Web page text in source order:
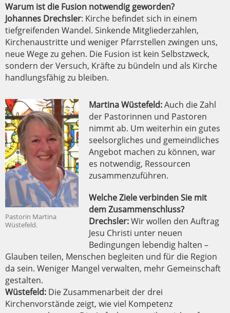
Warum ist die Fusion notwendig geworden?
Johannes Drechsler: Kirche befindet sich in einem
tiefgreifenden Wandel. Sinkende Mitgliederzahlen,
Kirchenaustritte und weniger Pfarrstellen zwingen uns,
neue Wege zu gehen. Die Fusion ist kein Selbstzweck,
sondern der Versuch, Kräfte zu bündeln und als Kirche
handlungsfähig zu bleiben.
Pastorin Martina
Wüstefeld.
Martina Wüstefeld:Auch die Zahl
der Pastorinnen und Pastoren
nimmt ab. Um weiterhin ein gutes
seelsorgliches und gemeindliches
Angebot machen zu können, war
es notwendig, Ressourcen
zusammenzuführen.
Welche Ziele verbinden Sie mit
dem Zusammenschluss?
Drechsler:Wir wollen den Auftrag
Jesu Christi unter neuen
Bedingungen lebendig halten –
Glauben teilen, Menschen begleiten und für die Region
da sein. Weniger Mangel verwalten, mehr Gemeinschaft
gestalten.
Wüstefeld: Die Zusammenarbeit der drei
Kirchenvorstände zeigt, wie viel Kompetenz